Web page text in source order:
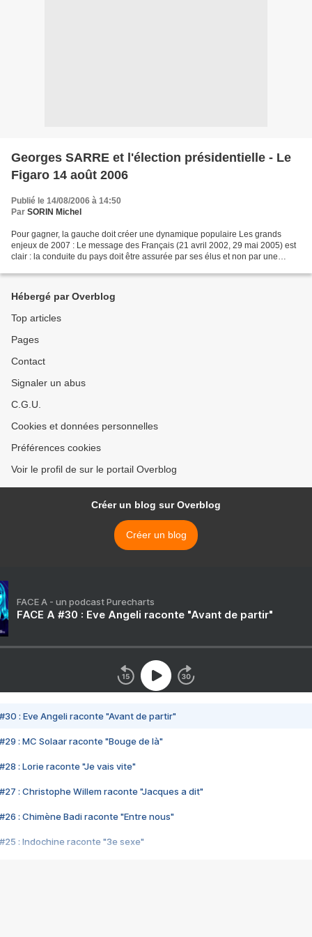
Georges SARRE et l'élection présidentielle - Le
Figaro 14 août 2006
Publié le 14/08/2006 à 14:50
Par SORIN Michel
Pour gagner, la gauche doit créer une dynamique populaire Les grands
enjeux de 2007 : Le message des Français (21 avril 2002, 29 mai 2005) est
clair : la conduite du pays doit être assurée par ses élus et non par une
Hébergé par Overblog
Top articles
Pages
Contact
Signaler un abus
C.G.U.
Cookies et données personnelles
Préférences cookies
Voir le profil de sur le portail Overblog
Créer un blog sur Overblog
Créer un blog
FACE A - un podcast Purecharts
FACE A #30 : Eve Angeli raconte "Avant de partir"
#30 : Eve Angeli raconte "Avant de partir"
#29 : MC Solaar raconte "Bouge de là"
#28 : Lorie raconte "Je vais vite"
#27 : Christophe Willem raconte "Jacques a dit"
#26 : Chimène Badi raconte "Entre nous"
#25 : Indochine raconte "3e sexe"